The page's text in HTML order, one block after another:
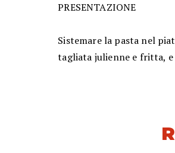
PRESENTAZIONE
Sistemare la pasta nel
tagliata julienne e fritta, e